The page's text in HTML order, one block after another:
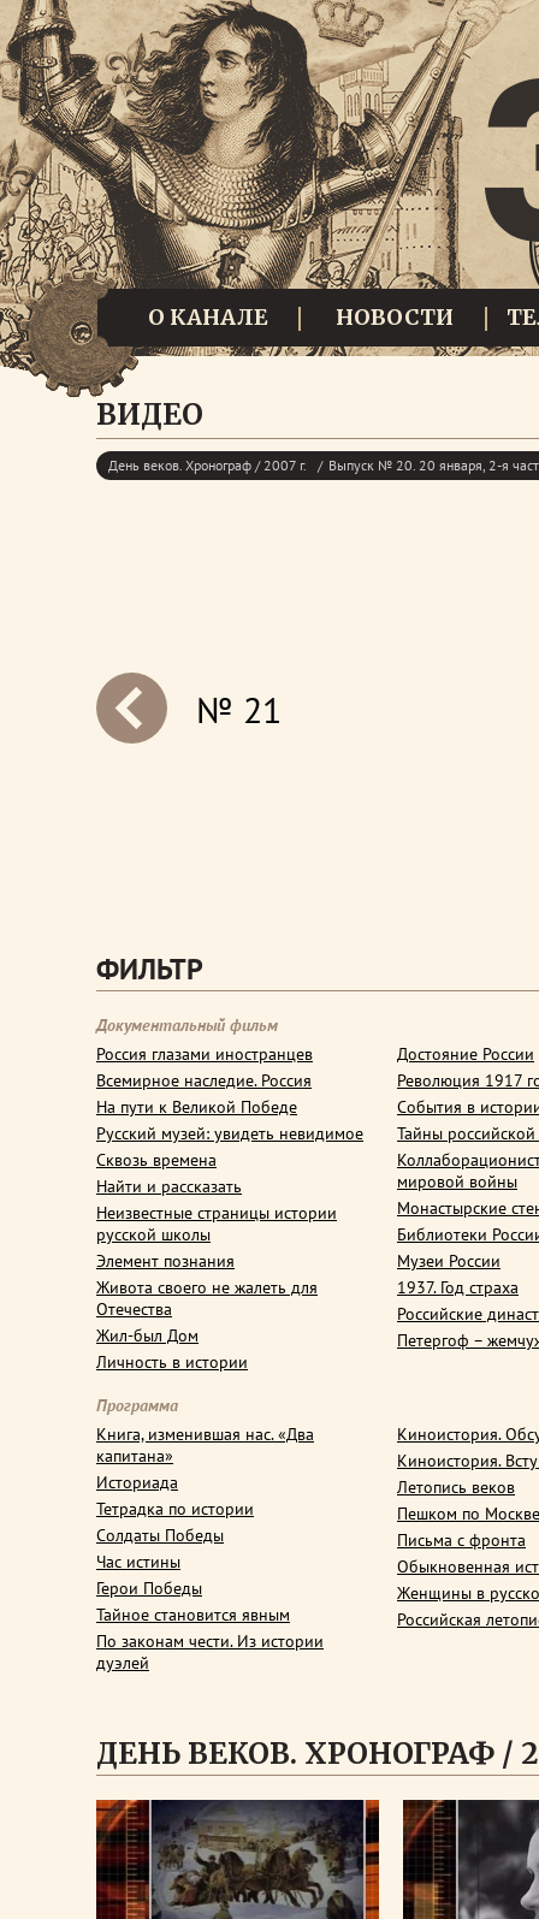
О КАНАЛЕ НОВОСТИ
ВИДЕО
День веков. Хронограф / 2007 г. Выпуск № 20. 20 января, 2-я
№ 21
ФИЛЬТР
Документальный фильм
Россия глазами иностранцев
Всемирное наследие. Россия
На пути к Великой Победе
Русский музей: увидеть невидимое
Сквозь времена
Найти и рассказать
Неизвестные страницы истории
русской школы
Элемент познания
Живота своего не жалеть для
Отечества
Жил-был Дом
Личность в истории
Достояние России
Революция 1917
События в
Тайны
мировой войны
Монастырские
Библиотеки
Музеи России
1937. Год страха
Российские
Петергоф –
Программа
Книга, изменившая нас. «Два
капитана»
Историада
Тетрадка по истории
Солдаты Победы
Час истины
Герои Победы
Тайное становится явным
По законам чести. Из истории
дуэлей
Киноистория.
Киноистория.
Летопись веков
Пешком по Москве
Письма с фронта
Обыкновенная
Женщины в
Российская
ДЕНЬ ВЕКОВ. ХРОНОГРАФ /